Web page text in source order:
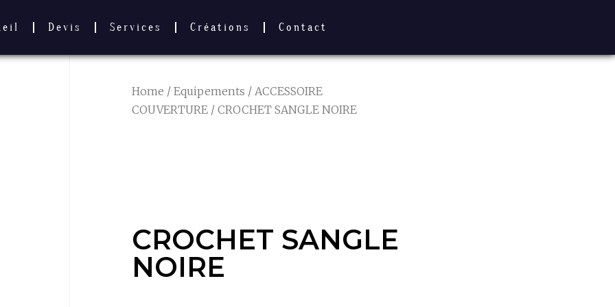
Devis Services Créations Contact
Home / Equipements / ACCESSOIRE
COUVERTURE / CROCHET SANGLE NOIRE
CROCHET SANGLE
NOIRE